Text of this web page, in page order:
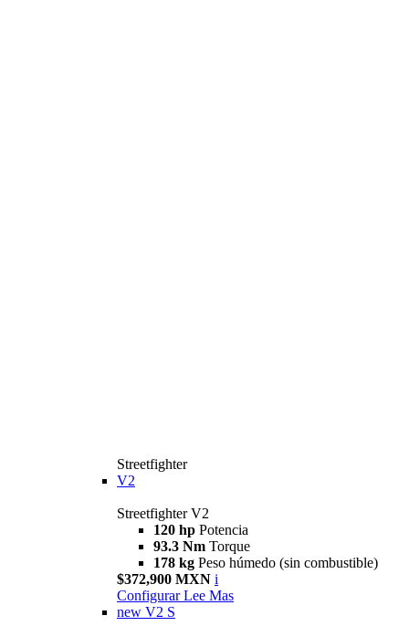
Streetfighter
V2
Streetfighter V2
120 hp Potencia
93.3 Nm Torque
178 kg Peso húmedo (sin combustible)
$372,900 MXN i
Configurar Lee Mas
new V2 S